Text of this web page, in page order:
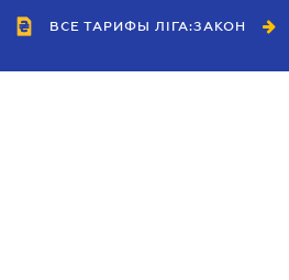
ВСЕ ТАРИФЫ ЛІГА:ЗАКОН